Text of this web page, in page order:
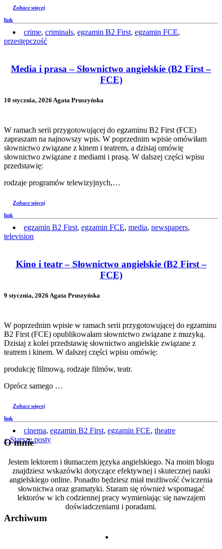
link
Zobacz więcej
crime, criminals, egzamin B2 First, egzamin FCE,
przestępczość
Media i prasa – Słownictwo angielskie (B2 First –
FCE)
10 stycznia, 2026 Agata Pruszyńska
W ramach serii przygotowującej do egzaminu B2 First (FCE)
zapraszam na najnowszy wpis. W poprzednim wpisie omówiłam
słownictwo związane z kinem i teatrem, a dzisiaj omówię
słownictwo związane z mediami i prasą. W dalszej części wpisu
przedstawię:
rodzaje programów telewizyjnych,…
link
Zobacz więcej
egzamin B2 First, egzamin FCE, media, newspapers,
television
Kino i teatr – Słownictwo angielskie (B2 First –
FCE)
9 stycznia, 2026 Agata Pruszyńska
W poprzednim wpisie w ramach serii przygotowującej do egzaminu
B2 First (FCE) opublikowałam słownictwo związane z muzyką.
Dzisiaj z kolei przedstawię słownictwo angielskie związane z
teatrem i kinem. W dalszej części wpisu omówię:
produkcję filmową, rodzaje filmów, teatr.
Oprócz samego …
link
Zobacz więcej
cinema, egzamin B2 First, egzamin FCE, theatre
« Starsze posty
O mnie
Jestem lektorem i tłumaczem języka angielskiego. Na moim blogu
znajdziesz wskazówki dotyczące efektywnej i skutecznej nauki
angielskiego online. Ponadto będziesz miał możliwość ćwiczenia
słownictwa oraz gramatyki. Staram się również wspomagać
lektorów w ich codziennej pracy wymieniając się nawzajem
doświadczeniami i poradami.
Archiwum